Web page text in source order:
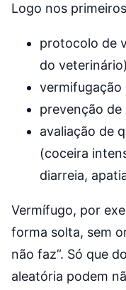
Logo nos
protocolo de
do veterinário)
vermifugação
prevenção
avaliação de
(coceira
diarreia,
Vermífugo, por
forma solta, sem
não faz”. Só que
aleatória podem